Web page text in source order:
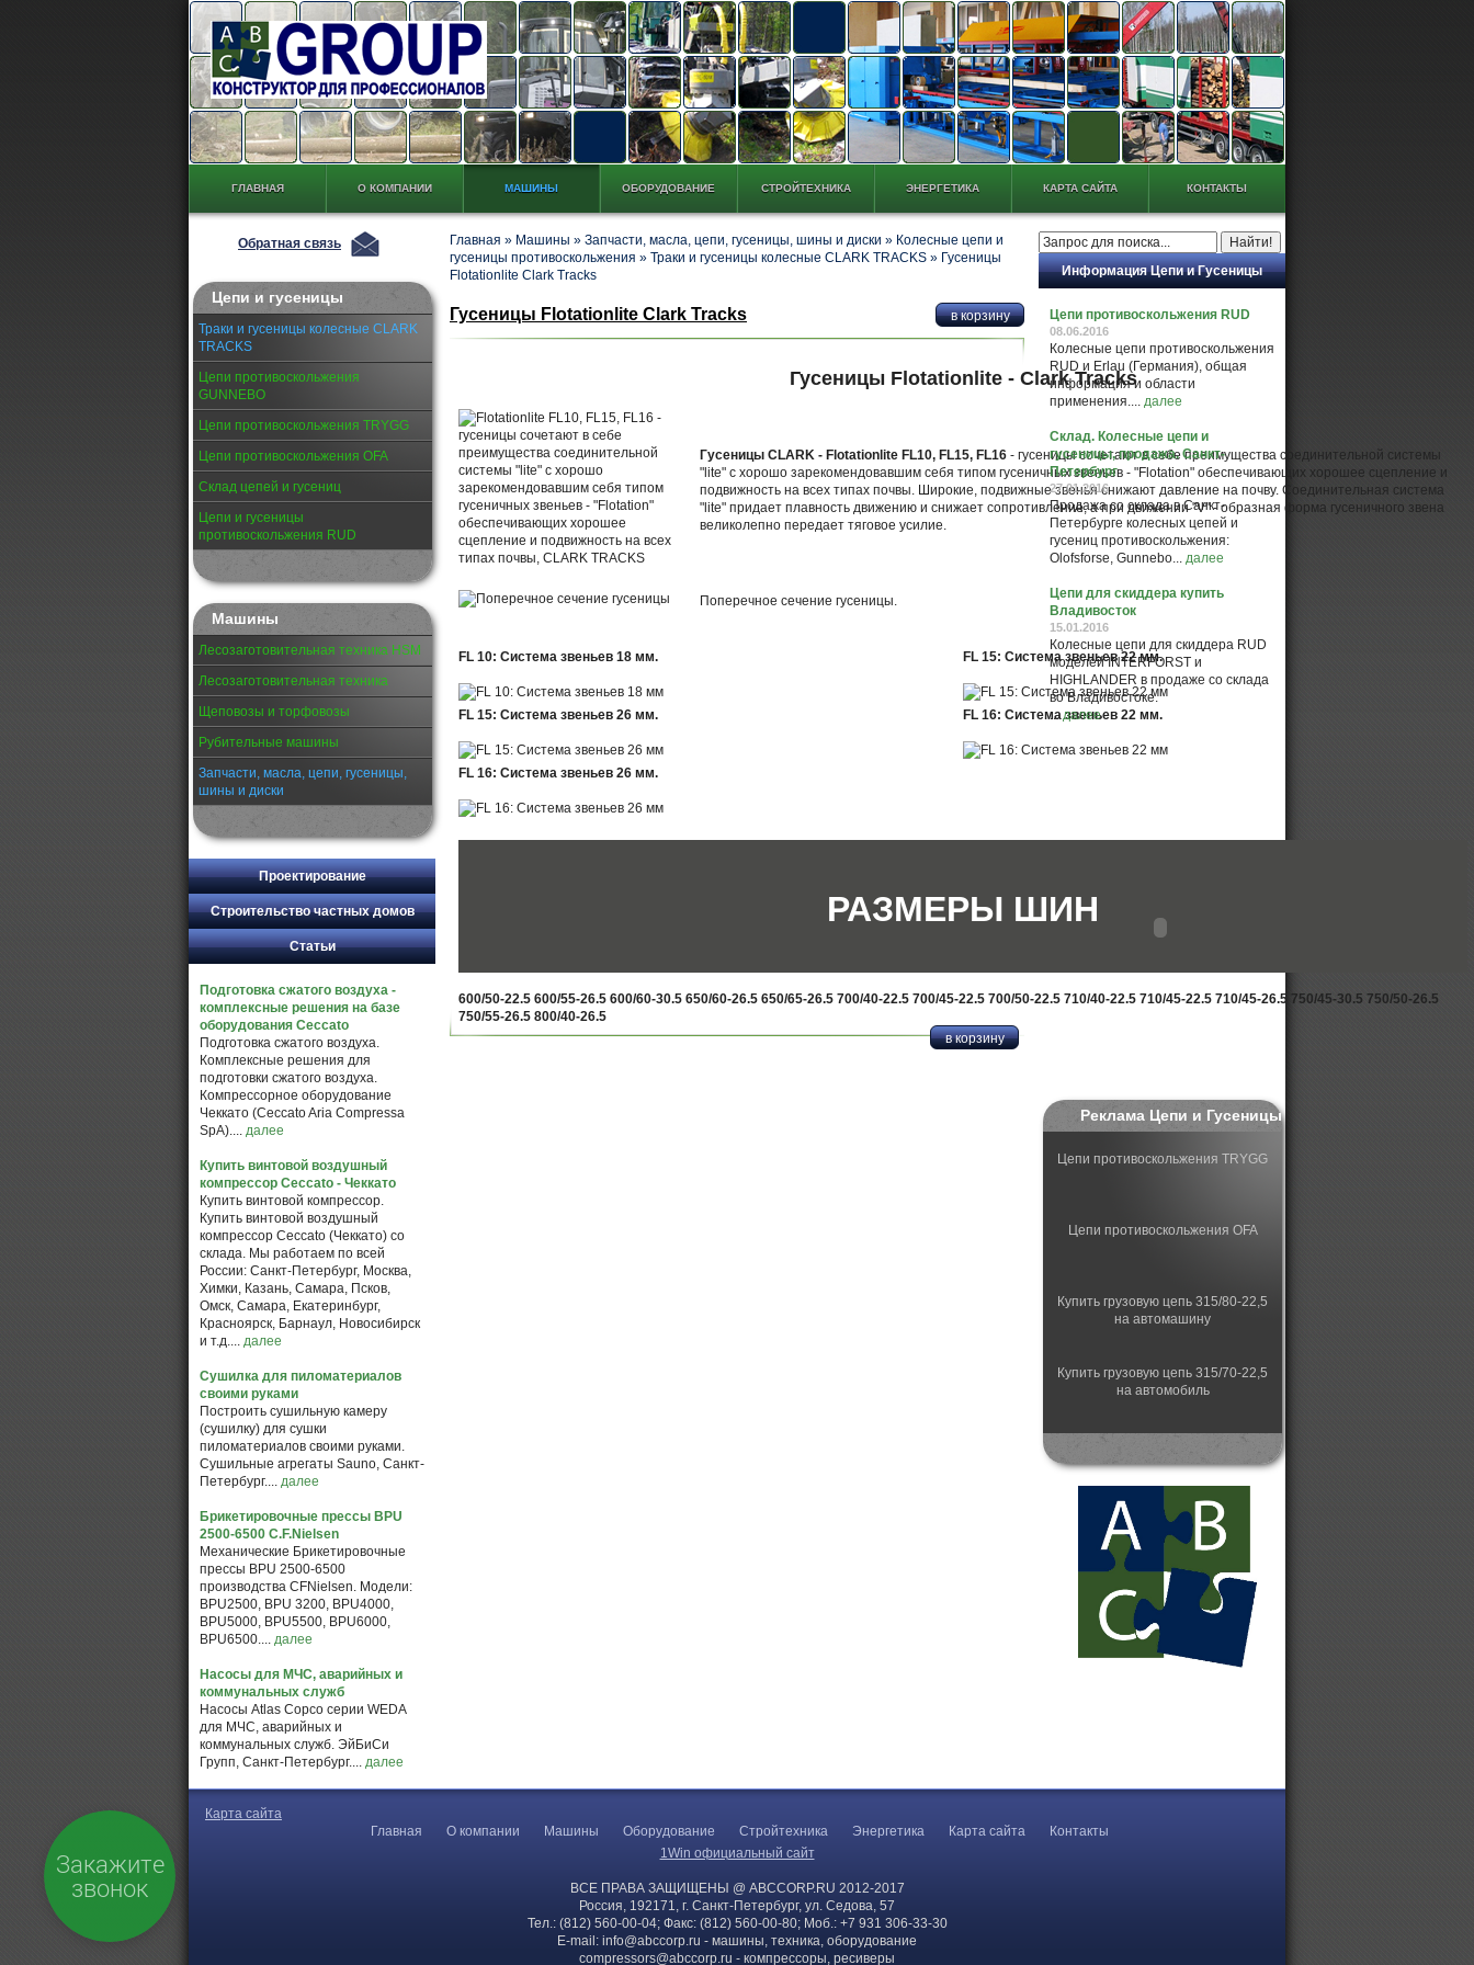
ГЛАВНАЯ О КОМПАНИИ МАШИНЫ ОБОРУДОВАНИЕ СТРОЙТЕХНИКА ЭНЕРГЕТИКА КАРТА САЙТА КОНТАКТЫ
Обратная связь
Цепи и гусеницы
Траки и гусеницы колесные CLARK
TRACKS
Цепи противоскольжения
GUNNEBO
Цепи противоскольжения TRYGG
Цепи противоскольжения OFA
Склад цепей и гусениц
Цепи и гусеницы
противоскольжения RUD
Машины
Лесозаготовительная техника HSM
Лесозаготовительная техника
Щеповозы и торфовозы
Рубительные машины
Запчасти, масла, цепи, гусеницы,
шины и диски
Проектирование
Строительство частных домов
Статьи
Подготовка сжатого воздуха -
комплексные решения на базе
оборудования Ceccato
Подготовка сжатого воздуха.
Комплексные решения для
подготовки сжатого воздуха.
Компрессорное оборудование
Чеккато (Ceccato Aria Compressa
SpA).... далее
Купить винтовой воздушный
компрессор Ceccato - Чеккато
Купить винтовой компрессор.
Купить винтовой воздушный
компрессор Ceccato (Чеккато) со
склада. Мы работаем по всей
России: Санкт-Петербург, Москва,
Химки, Казань, Самара, Псков,
Омск, Самара, Екатеринбург,
Красноярск, Барнаул, Новосибирск
и т.д.... далее
Сушилка для пиломатериалов
своими руками
Построить сушильную камеру
(сушилку) для сушки
пиломатериалов своими руками.
Сушильные агрегаты Sauno, Санкт-
Петербург.... далее
Брикетировочные прессы BPU
2500-6500 C.F.Nielsen
Механические Брикетировочные
прессы BPU 2500-6500
производства CFNielsen. Модели:
BPU2500, BPU 3200, BPU4000,
BPU5000, BPU5500, BPU6000,
BPU6500.... далее
Насосы для МЧС, аварийных и
коммунальных служб
Насосы Atlas Copco серии WEDA
для МЧС, аварийных и
коммунальных служб. ЭйБиСи
Групп, Санкт-Петербург.... далее
Главная » Машины » Запчасти, масла, цепи, гусеницы, шины и диски » Колесные цепи и
гусеницы противоскольжения » Траки и гусеницы колесные CLARK TRACKS » Гусеницы
Flotationlite Clark Tracks
Гусеницы Flotationlite Clark Tracks
Гусеницы Flotationlite - Clark Tracks
Гусеницы CLARK - Flotationlite FL10, FL15, FL16 - гусеницы сочетают в себе преимущества соединительной системы
"lite" с хорошо зарекомендовавшим себя типом гусеничных звеньев - "Flotation" обеспечивающих хорошее сцепление и
подвижность на всех типах почвы. Широкие, подвижные звенья снижают давление на почву. Соединительная система
"lite" придает плавность движению и снижает сопротивление, а при движении "V" - образная форма гусеничного звена
великолепно передает тяговое усилие.
Поперечное сечение гусеницы.
FL 10: Система звеньев 18 мм. FL 15: Система звеньев 22 мм.
FL 15: Система звеньев 26 мм. FL 16: Система звеньев 22 мм.
FL 16: Система звеньев 26 мм.
РАЗМЕРЫ ШИН
600/50-22.5 600/55-26.5 600/60-30.5 650/60-26.5 650/65-26.5 700/40-22.5 700/45-22.5 700/50-22.5 710/40-22.5 710/45-22.5 710/45-26.5 750/45-30.5 750/50-26.5
750/55-26.5 800/40-26.5
Информация Цепи и Гусеницы
Цепи противоскольжения RUD
08.06.2016
Колесные цепи противоскольжения
RUD и Erlau (Германия), общая
информация и области
применения.... далее
Склад. Колесные цепи и
гусеницы, продажа. Санкт-
Петербург
27.01.2016
Продажа со склада в Санкт-
Петербурге колесных цепей и
гусениц противоскольжения:
Olofsforse, Gunnebo... далее
Цепи для скиддера купить
Владивосток
15.01.2016
Колесные цепи для скиддера RUD
моделей INTERFORST и
HIGHLANDER в продаже со склада
во Владивостоке.
...далее
Реклама Цепи и Гусеницы
Цепи противоскольжения TRYGG
Цепи противоскольжения OFA
Купить грузовую цепь 315/80-22,5
на автомашину
Купить грузовую цепь 315/70-22,5
на автомобиль
на автомобиль
Колесные цепи
противоскольжения Gunnebo
Противобуксовочные цепи
Цепи на автомобильные шины
Карта сайта
Главная
О компании Машины Оборудование Стройтехника Энергетика Карта сайта
Контакты
1Win официальный сайт
ВСЕ ПРАВА ЗАЩИЩЕНЫ @ ABCCORP.RU 2012-2017
Россия, 192171, г. Санкт-Петербург, ул. Седова, 57
Тел.: (812) 560-00-04; Факс: (812) 560-00-80; Моб.: +7 931 306-33-30
E-mail: info@abccorp.ru - машины, техника, оборудование
compressors@abccorp.ru - компрессоры, ресиверы
Закажите
звонок